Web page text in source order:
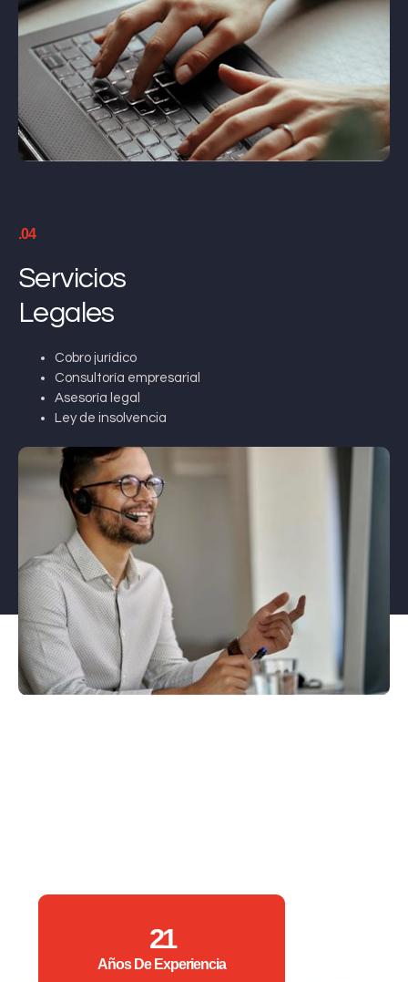
.04
Servicios
Legales
Cobro jurídico
Consultoría empresarial
Asesoría legal
Ley de insolvencia
21
Años De Experiencia